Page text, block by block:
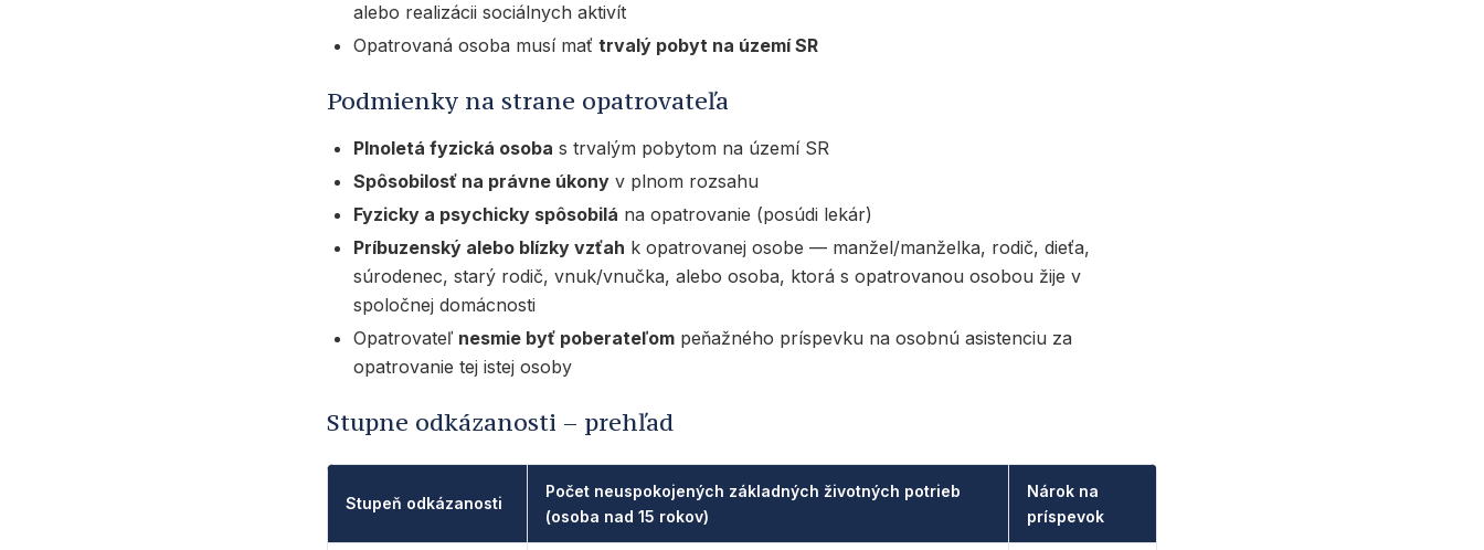
alebo realizácii sociálnych aktivít
Opatrovaná osoba musí mať trvalý pobyt na území SR
Podmienky na strane opatrovateľa
Plnoletá fyzická osoba s trvalým pobytom na území SR
Spôsobilosť na právne úkony v plnom rozsahu
Fyzicky a psychicky spôsobilá na opatrovanie (posúdi lekár)
Príbuzenský alebo blízky vzťah k opatrovanej osobe — manžel/manželka, rodič, dieťa,
súrodenec, starý rodič, vnuk/vnučka, alebo osoba, ktorá s opatrovanou osobou žije v
spoločnej domácnosti
Opatrovateľ nesmie byť poberateľom peňažného príspevku na osobnú asistenciu za
opatrovanie tej istej osoby
Stupne odkázanosti – prehľad
Stupeň odkázanosti
Počet neuspokojených základných životných potrieb
(osoba nad 15 rokov)
Nárok na
príspevok